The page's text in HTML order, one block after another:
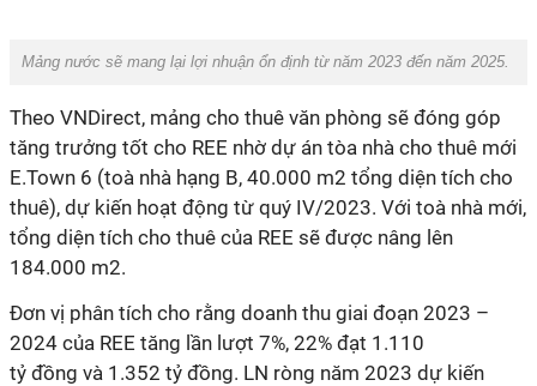
Mảng nước sẽ mang lại lợi nhuận ổn định từ năm 2023 đến năm 2025.
Theo VNDirect, mảng cho thuê văn phòng sẽ đóng góp
tăng trưởng tốt cho REE nhờ dự án tòa nhà cho thuê mới
E.Town 6 (toà nhà hạng B, 40.000 m2 tổng diện tích cho
thuê), dự kiến hoạt động từ quý IV/2023. Với toà nhà mới,
tổng diện tích cho thuê của REE sẽ được nâng lên
184.000 m2.
Đơn vị phân tích cho rằng doanh thu giai đoạn 2023 –
2024 của REE tăng lần lượt 7%, 22% đạt 1.110
tỷ đồng và 1.352 tỷ đồng. LN ròng năm 2023 dự kiến